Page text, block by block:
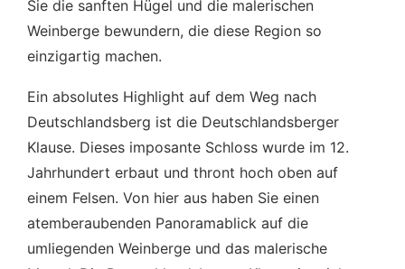
Sie die sanften Hügel und die malerischen
Weinberge bewundern, die diese Region so
einzigartig machen.
Ein absolutes Highlight auf dem Weg nach
Deutschlandsberg ist die Deutschlandsberger
Klause. Dieses imposante Schloss wurde im 12.
Jahrhundert erbaut und thront hoch oben auf
einem Felsen. Von hier aus haben Sie einen
atemberaubenden Panoramablick auf die
umliegenden Weinberge und das malerische